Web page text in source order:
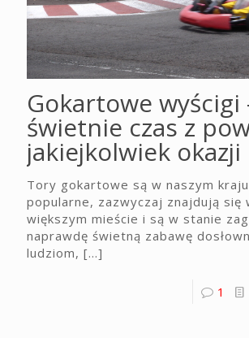
Gokartowe wyścigi
świetnie czas z
jakiejkolwiek okazji
Tory gokartowe są w naszym kraju
popularne, zazwyczaj znajdują się
większym mieście i są w stanie
naprawdę świetną zabawę
ludziom, […]
1